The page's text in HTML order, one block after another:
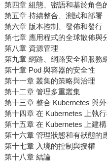
第四章 組態、密語和基於角色
第五章 持續整合、測試和部署
第六章 版本控制、發佈和發行
第七章 應用程式的全球散佈與
第八章 資源管理
第九章 網路、網路安全和服務
第十章 Pod 與容器的安全性
第十一章 叢集的策略與治理
第十二章 管理多重叢集
第十三章 整合 Kubernetes 與
第十四章 在 Kubernetes 上執
第十五章 在 Kubernetes 上建
第十六章 管理狀態和有狀態的
第十七章 入境的控制與授權
第十八章 結論